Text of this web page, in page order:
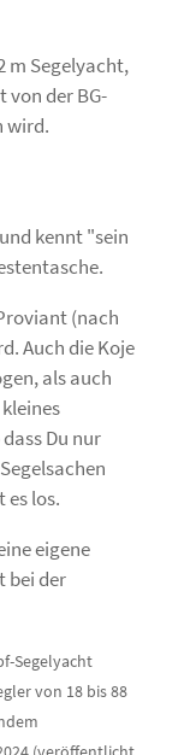
m Segelyacht,
von der BG-
wird.
kennt "sein
(nach
Auch die Koje
als auch
Du nur
es los.
eigene
bei der
Segelyacht
von 18 bis 88